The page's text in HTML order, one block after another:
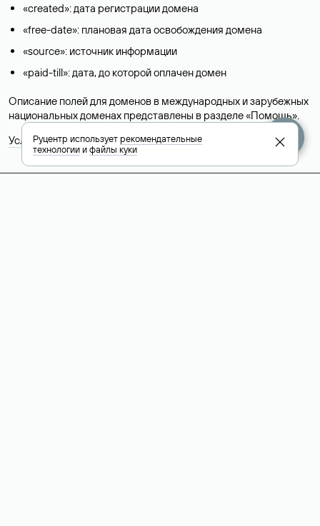
«created»: дата регистрации домена
«free-date»: плановая дата освобождения домена
«source»: источник информации
«paid-till»: дата, до которой оплачен домен
Описание полей для доменов в международных и зарубежных
национальных доменах представлены в разделе «Помощь».
Условия использования Whois-сервиса
Руцентр используетрекомендательные
технологииифайлы куки